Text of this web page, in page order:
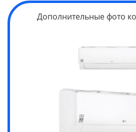
Дополнительные фото